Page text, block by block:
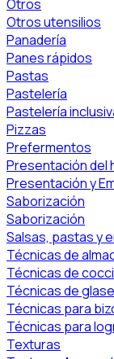
Otros
Otros utensilios
Panadería
Panes rápidos
Pastas
Pastelería
Pastelería
Pizzas
Prefermentos
Presentación del
Presentación y
Saborización
Saborización
Salsas, pastas y
Técnicas de
Técnicas de
Técnicas de
Técnicas para
Técnicas para
Texturas